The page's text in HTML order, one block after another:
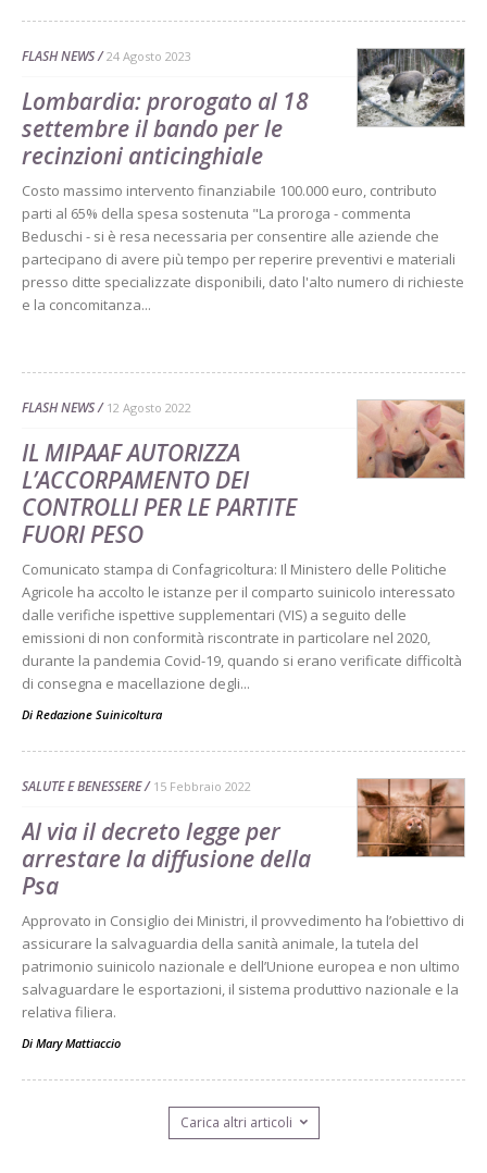
FLASH NEWS 24 Agosto 2023
Lombardia: prorogato al 18
settembre il bando per le
recinzioni anticinghiale
Costo massimo intervento finanziabile 100.000 euro, contributo
parti al 65% della spesa sostenuta "La proroga - commenta
Beduschi - si è resa necessaria per consentire alle aziende che
partecipano di avere più tempo per reperire preventivi e materiali
presso ditte specializzate disponibili, dato l'alto numero di richieste
e la concomitanza...
FLASH NEWS 12 Agosto 2022
IL MIPAAF AUTORIZZA
L’ACCORPAMENTO DEI
CONTROLLI PER LE PARTITE
FUORI PESO
Comunicato stampa di Confagricoltura: Il Ministero delle Politiche
Agricole ha accolto le istanze per il comparto suinicolo interessato
dalle verifiche ispettive supplementari (VIS) a seguito delle
emissioni di non conformità riscontrate in particolare nel 2020,
durante la pandemia Covid-19, quando si erano verificate difficoltà
di consegna e macellazione degli...
Di Redazione Suinicoltura
SALUTE E BENESSERE 15 Febbraio 2022
Al via il decreto legge per
arrestare la diffusione della
Psa
Approvato in Consiglio dei Ministri, il provvedimento ha l’obiettivo di
assicurare la salvaguardia della sanità animale, la tutela del
patrimonio suinicolo nazionale e dell’Unione europea e non ultimo
salvaguardare le esportazioni, il sistema produttivo nazionale e la
relativa filiera.
Di Mary Mattiaccio
Carica altri articoli